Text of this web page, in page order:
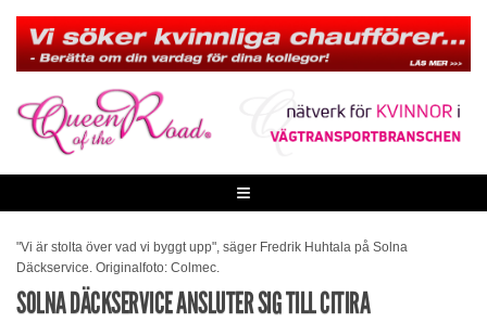
content
≡
"Vi är stolta över vad vi byggt upp", säger Fredrik Huhtala på Solna
Däckservice. Originalfoto: Colmec.
SOLNA DÄCKSERVICE ANSLUTER SIG TILL CITIRA